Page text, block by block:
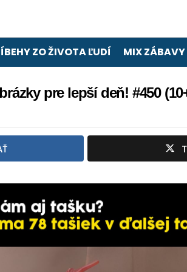
ZO ŽIVOTA ĽUDÍ MIX ZÁBAVY
pre lepší deň! #450